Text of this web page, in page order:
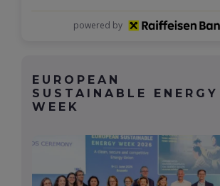
powered by
EUROPEAN
SUSTAINABLE ENERGY
WEEK